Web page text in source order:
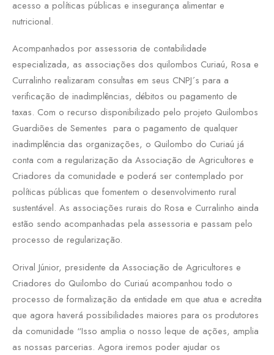
acesso a políticas públicas e insegurança alimentar e
nutricional.
Acompanhados por assessoria de contabilidade
especializada, as associações dos quilombos Curiaú, Rosa e
Curralinho realizaram consultas em seus CNPJ´s para a
verificação de inadimplências, débitos ou pagamento de
taxas. Com o recurso disponibilizado pelo projeto Quilombos
Guardiões de Sementes para o pagamento de qualquer
inadimplência das organizações, o Quilombo do Curiaú já
conta com a regularização da Associação de Agricultores e
Criadores da comunidade e poderá ser contemplado por
políticas públicas que fomentem o desenvolvimento rural
sustentável. As associações rurais do Rosa e Curralinho ainda
estão sendo acompanhadas pela assessoria e passam pelo
processo de regularização.
Orival Júnior, presidente da Associação de Agricultores e
Criadores do Quilombo do Curiaú acompanhou todo o
processo de formalização da entidade em que atua e acredita
que agora haverá possibilidades maiores para os produtores
da comunidade “Isso amplia o nosso leque de ações, amplia
as nossas parcerias. Agora iremos poder ajudar os